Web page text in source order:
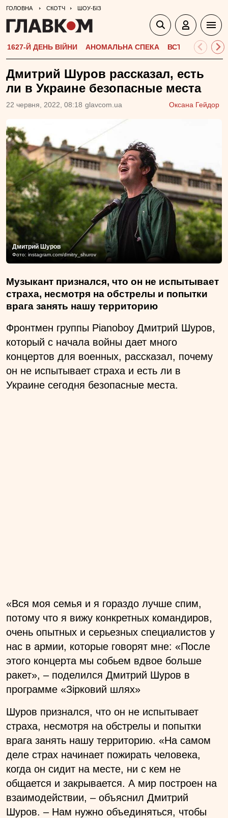
ГОЛОВНА СКОТЧ ШОУ-БІЗ
1627-Й ДЕНЬ ВІЙНИ АНОМАЛЬНА СПЕКА ВСТУПНА
Дмитрий Шуров рассказал, есть
ли в Украине безопасные места
22 червня, 2022, 08:18 glavcom.ua Оксана Гейдор
Дмитрий Шуров
Фото: instagram.com/dmitry_shurov
Музыкант признался, что он не испытывает
страха, несмотря на обстрелы и попытки
врага занять нашу территорию
Фронтмен группы Pianoboy Дмитрий Шуров,
который с начала войны дает много
концертов для военных, рассказал, почему
он не испытывает страха и есть ли в
Украине сегодня безопасные места.
«Вся моя семья и я гораздо лучше спим,
потому что я вижу конкретных командиров,
очень опытных и серьезных специалистов у
нас в армии, которые говорят мне: «После
этого концерта мы собьем вдвое больше
ракет», – поделился Дмитрий Шуров в
программе «Зірковий шлях»
Шуров признался, что он не испытывает
страха, несмотря на обстрелы и попытки
врага занять нашу территорию. «На самом
деле страх начинает пожирать человека,
когда он сидит на месте, ни с кем не
общается и закрывается. А мир построен на
взаимодействии, – объяснил Дмитрий
Шуров. – Нам нужно объединяться, чтобы